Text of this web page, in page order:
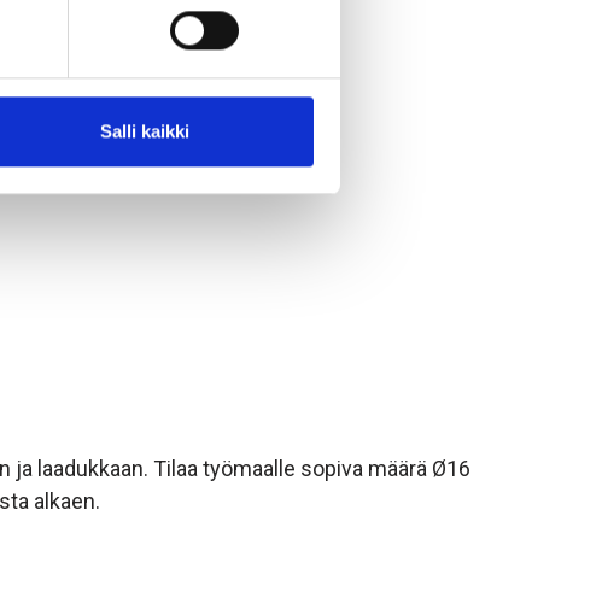
Salli kaikki
laadukkaan. Tilaa työmaalle sopiva määrä Ø16
alkaen.